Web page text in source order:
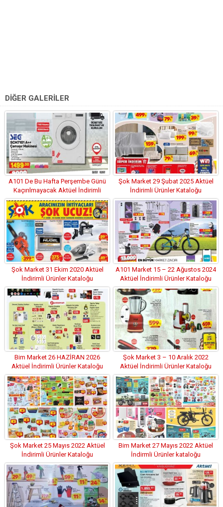
DİĞER GALERİLER
A101 De Bu Hafta Perşembe Günü
Kaçırılmayacak Aktüel İndirimli
Ürünler Kataloğu
Şok Market 29 Şubat 2025 Aktüel
İndirimli Ürünler Kataloğu
Şok Market 31 Ekim 2020 Aktüel
İndirimli Ürünler Kataloğu
A101 Market 15 – 22 Ağustos 2024
Aktüel İndirimli Ürünler Kataloğu
Bim Market 26 HAZİRAN 2026
Aktüel İndirimli Ürünler Kataloğu
Şok Market 3 – 10 Aralık 2022
Aktüel İndirimli Ürünler Kataloğu
Şok Market 25 Mayıs 2022 Aktüel
İndirimli Ürünler Kataloğu
Bim Market 27 Mayıs 2022 Aktüel
İndirmli Ürünler kataloğu